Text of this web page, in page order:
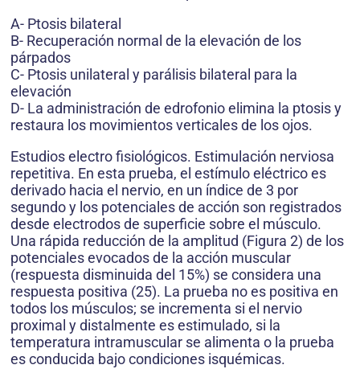
A- Ptosis bilateral
B- Recuperación normal de la elevación de los
párpados
C- Ptosis unilateral y parálisis bilateral para la
elevación
D- La administración de edrofonio elimina la ptosis y
restaura los movimientos verticales de los ojos.
Estudios electro fisiológicos. Estimulación nerviosa
repetitiva. En esta prueba, el estímulo eléctrico es
derivado hacia el nervio, en un índice de 3 por
segundo y los potenciales de acción son registrados
desde electrodos de superficie sobre el músculo.
Una rápida reducción de la amplitud (Figura 2) de los
potenciales evocados de la acción muscular
(respuesta disminuida del 15%) se considera una
respuesta positiva (25). La prueba no es positiva en
todos los músculos; se incrementa si el nervio
proximal y distalmente es estimulado, si la
temperatura intramuscular se alimenta o la prueba
es conducida bajo condiciones isquémicas.